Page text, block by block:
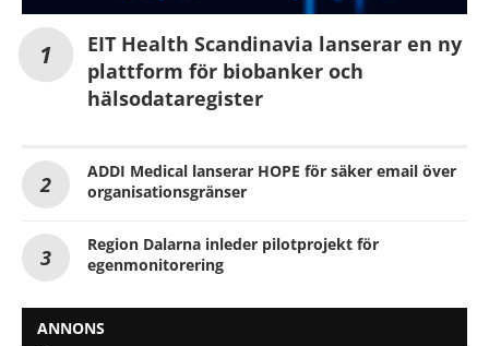
EIT Health Scandinavia lanserar en ny
plattform för biobanker och
hälsodataregister
ADDI Medical lanserar HOPE för säker email över
organisationsgränser
Region Dalarna inleder pilotprojekt för
egenmonitorering
ANNONS